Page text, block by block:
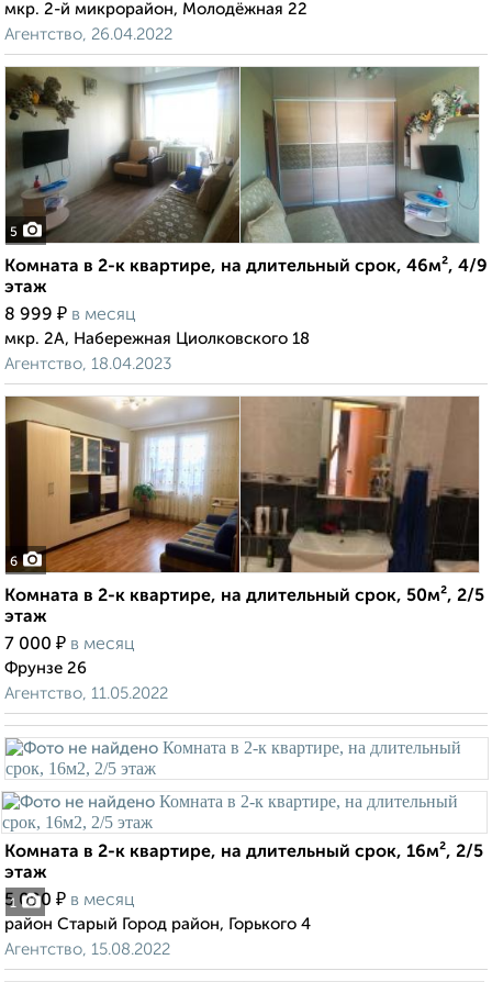
мкр. 2-й микрорайон, Молодёжная 22
Агентство, 26.04.2022
5
Комната в 2-к квартире, на длительный срок, 46м², 4/9
этаж
8 999 ₽ в месяц
мкр. 2А, Набережная Циолковского 18
Агентство, 18.04.2023
6
Комната в 2-к квартире, на длительный срок, 50м², 2/5
этаж
7 000 ₽ в месяц
Фрунзе 26
Агентство, 11.05.2022
1
Комната в 2-к квартире, на длительный срок, 16м², 2/5
этаж
5 000 ₽ в месяц
район Старый Город район, Горького 4
Агентство, 15.08.2022